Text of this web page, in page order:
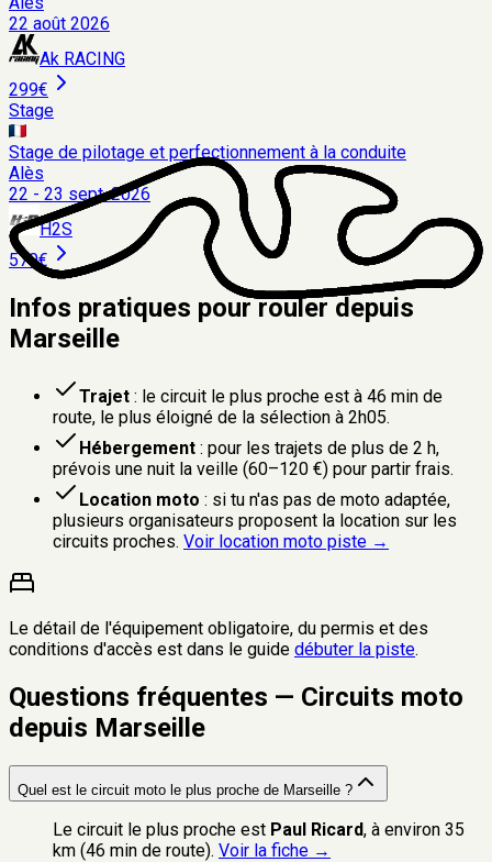
22 août 2026
Ak RACING
299€
Stage
Stage de pilotage et perfectionnement à la conduite
Alès
22 - 23 sept. 2026
H2S
570€
Infos pratiques pour rouler depuis
Marseille
Trajet : le circuit le plus proche est à 46 min de
route, le plus éloigné de la sélection à 2h05.
Hébergement : pour les trajets de plus de 2 h,
prévois une nuit la veille (60–120 €) pour partir frais.
Location moto : si tu n'as pas de moto adaptée,
plusieurs organisateurs proposent la location sur les
circuits proches. Voir location moto piste →
Le détail de l'équipement obligatoire, du permis et des
conditions d'accès est dans le guide débuter la piste.
Questions fréquentes — Circuits moto
depuis Marseille
Quel est le circuit moto le plus proche de Marseille ?
Le circuit le plus proche est Paul Ricard, à environ 35
km (46 min de route). Voir la fiche →